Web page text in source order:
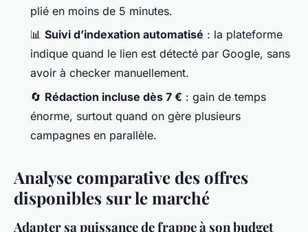
plié en moins de 5 minutes.
📊 Suivi d’indexation automatisé : la plateforme
indique quand le lien est détecté par Google, sans
avoir à checker manuellement.
🔄 Rédaction incluse dès 7 € : gain de temps
énorme, surtout quand on gère plusieurs
campagnes en parallèle.
Analyse comparative des offres
disponibles sur le marché
Adapter sa puissance de frappe à son budget